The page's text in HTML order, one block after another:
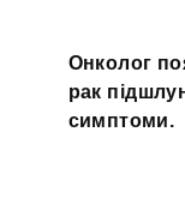
Онколог
рак
симптоми.